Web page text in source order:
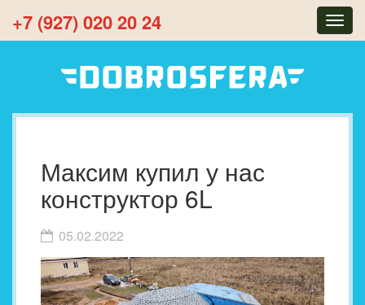
+7 (927) 020 20 24
Максим купил у нас
конструктор 6L
05.02.2022